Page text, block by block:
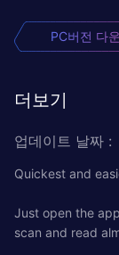
PC버전 다
더보기
업데이트 날짜 :
Quickest and
Just open the
scan and read